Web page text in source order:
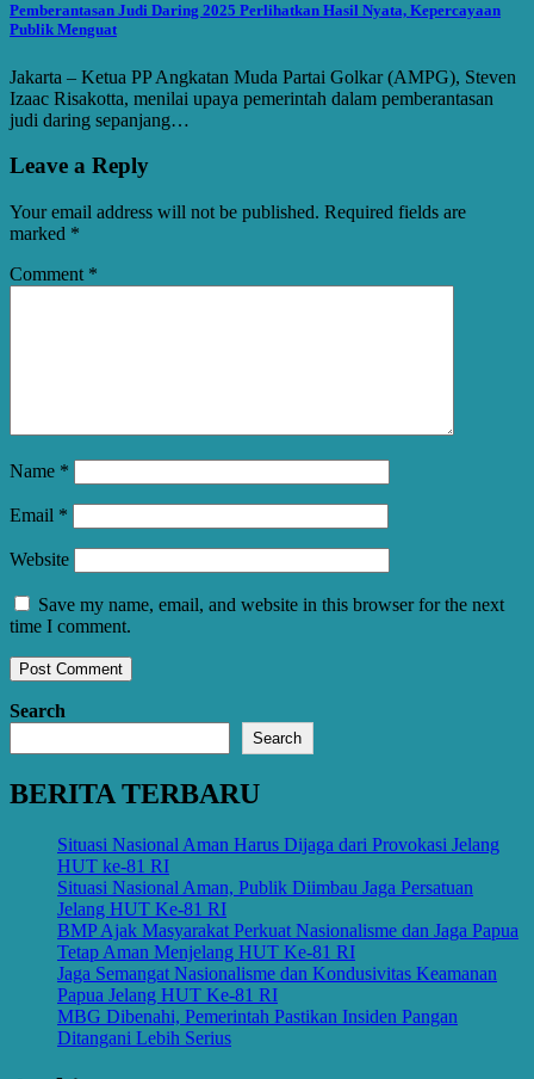
Pemberantasan Judi Daring 2025 Perlihatkan Hasil Nyata, Kepercayaan
Publik Menguat
Jakarta – Ketua PP Angkatan Muda Partai Golkar (AMPG), Steven
Izaac Risakotta, menilai upaya pemerintah dalam pemberantasan
judi daring sepanjang…
Leave a Reply
Your email address will not be published. Required fields are
marked *
Comment *
Name *
Email *
Website
Save my name, email, and website in this browser for the next
time I comment.
Search
Search
BERITA TERBARU
Situasi Nasional Aman Harus Dijaga dari Provokasi Jelang
HUT ke-81 RI
Situasi Nasional Aman, Publik Diimbau Jaga Persatuan
Jelang HUT Ke-81 RI
BMP Ajak Masyarakat Perkuat Nasionalisme dan Jaga Papua
Tetap Aman Menjelang HUT Ke-81 RI
Jaga Semangat Nasionalisme dan Kondusivitas Keamanan
Papua Jelang HUT Ke-81 RI
MBG Dibenahi, Pemerintah Pastikan Insiden Pangan
Ditangani Lebih Serius